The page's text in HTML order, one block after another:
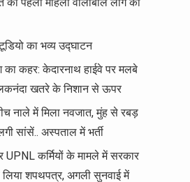
पहली महिला वॉलीबॉल लीग की
का भव्य उद्घाटन
का कहर: केदारनाथ हाईवे पर मलबे
खतरे के निशान से ऊपर
नाले में मिला नवजात, मुंह से रबड़
सांसें.. अस्पताल में भर्ती
UPNL कर्मियों के मामले में सरकार
लिया शपथपत्र, अगली सुनवाई में